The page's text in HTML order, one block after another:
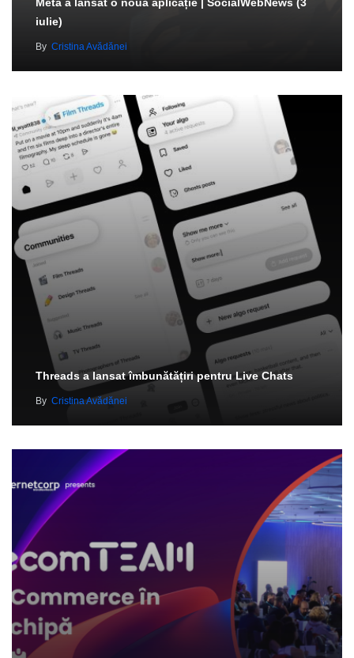
iulie)
By Cristina Avădănei
Threads a lansat îmbunătățiri pentru Live Chats
By Cristina Avădănei